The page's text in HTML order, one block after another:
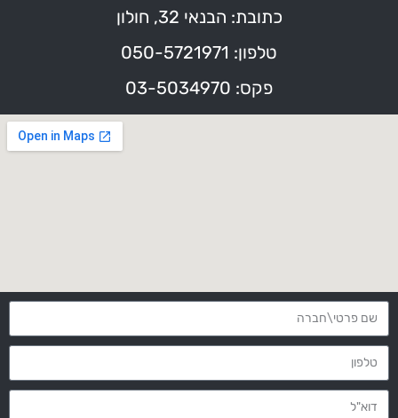
כתובת: הבנאי 32, חולון
טלפון: 050-5721971
פקס: 03-5034970